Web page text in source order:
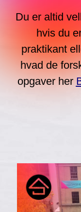
Du er altid
hvis du
praktikant
hvad de
opgaver her